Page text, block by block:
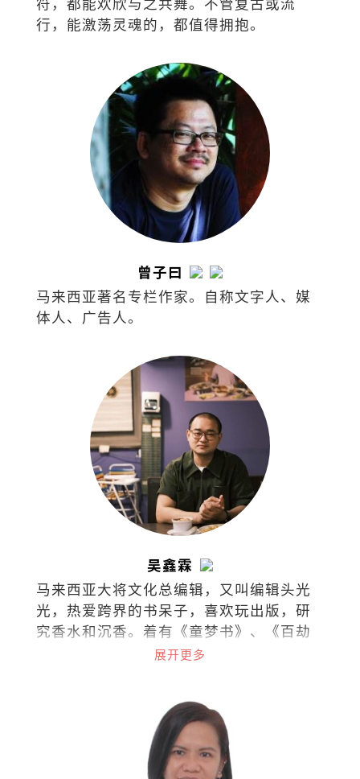
行，能激荡灵魂的，都值得拥抱。
曾子曰
马来西亚著名专栏作家。自称文字人、媒
体人、广告人。
吴鑫霖
马来西亚大将文化总编辑，又叫编辑头光
光，热爱跨界的书呆子，喜欢玩出版，研
究香水和沉香。着有《童梦书》、《百劫
华光》和《不愁此时春光》，最近在不同
展开更多